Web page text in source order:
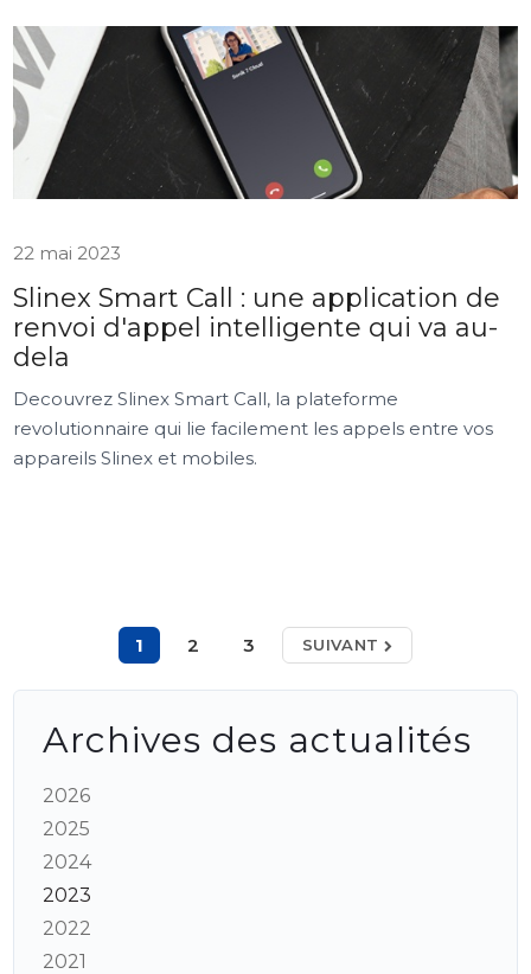
22 mai 2023
Slinex Smart Call : une application de
renvoi d'appel intelligente qui va au-
dela
Decouvrez Slinex Smart Call, la plateforme
revolutionnaire qui lie facilement les appels entre vos
appareils Slinex et mobiles.
1 2 3 SUIVANT
Archives des actualités
2026
2025
2024
2023
2022
2021